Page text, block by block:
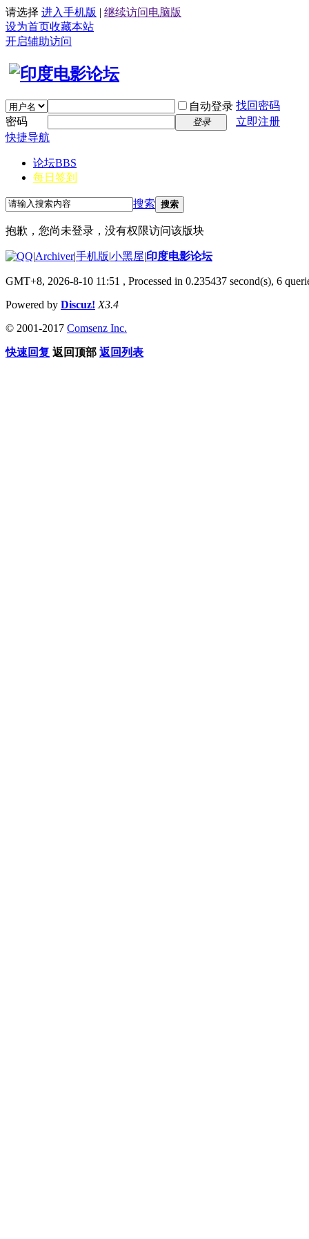
请选择 进入手机版 | 继续访问电脑版
设为首页收藏本站
开启辅助访问
自动登录 找回密码
密码
登录
立即注册
快捷导航
论坛BBS
每日签到
搜索 搜索
抱歉，您尚未登录，没有权限访问该版块
|Archiver|手机版|小黑屋|印度电影论坛
GMT+8, 2026-8-10 11:51 , Processed in 0.235437 second(s), 6
Powered by Discuz! X3.4
© 2001-2017 Comsenz Inc.
快速回复 返回顶部 返回列表